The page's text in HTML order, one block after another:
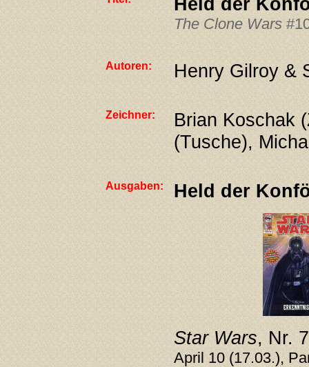
The Clone Wars
Autoren: Henry Gilroy &
Zeichner:
Brian Koschak
(Tusche),
Ausgaben: Held der
Star Wars, Nr.
April 10 (17.03.),